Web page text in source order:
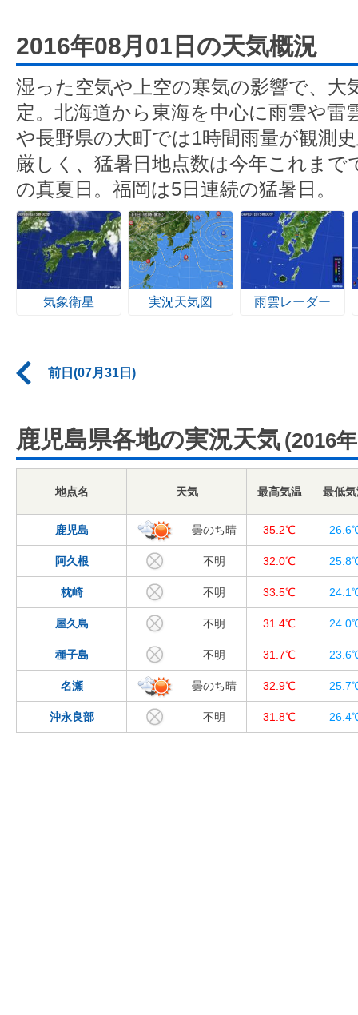
2016年08月01日の天気概況
湿った空気や上空の寒気の影響で、大
定。北海道から東海を中心に雨雲や雷
や長野県の大町では1時間雨量が観測
厳しく、猛暑日地点数は今年これまで
の真夏日。福岡は5日連続の猛暑日。
気象衛星 実況天気図 雨雲レーダー
前日(07月31日)
鹿児島県各地の実況天気 (2016
地点名 天気 最高気温 最低
鹿児島 曇のち晴 35.2℃
阿久根 不明 32.0℃
枕崎 不明 33.5℃
屋久島 不明 31.4℃
種子島 不明 31.7℃
名瀬 曇のち晴 32.9℃
沖永良部 不明 31.8℃